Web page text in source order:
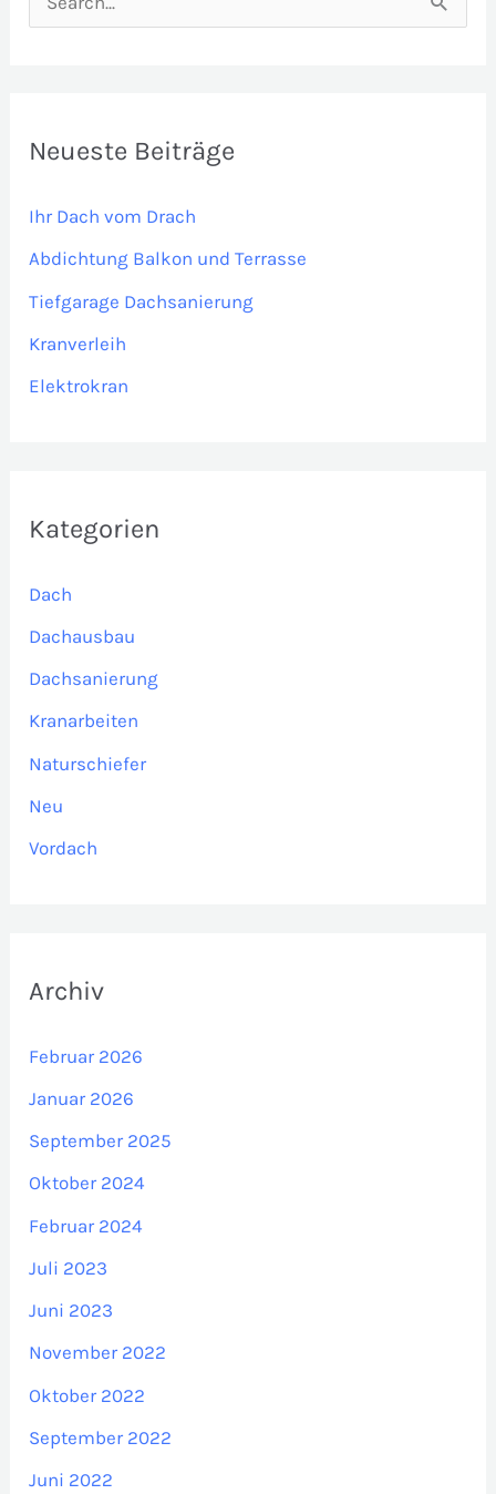
u
e
n
a
c
h
Neueste Beiträge
Ihr Dach vom Drach
Abdichtung Balkon und Terrasse
Tiefgarage Dachsanierung
Kranverleih
Elektrokran
Kategorien
Dach
Dachausbau
Dachsanierung
Kranarbeiten
Naturschiefer
Neu
Vordach
Archiv
Februar 2026
Januar 2026
September 2025
Oktober 2024
Februar 2024
Juli 2023
Juni 2023
November 2022
Oktober 2022
September 2022
Juni 2022